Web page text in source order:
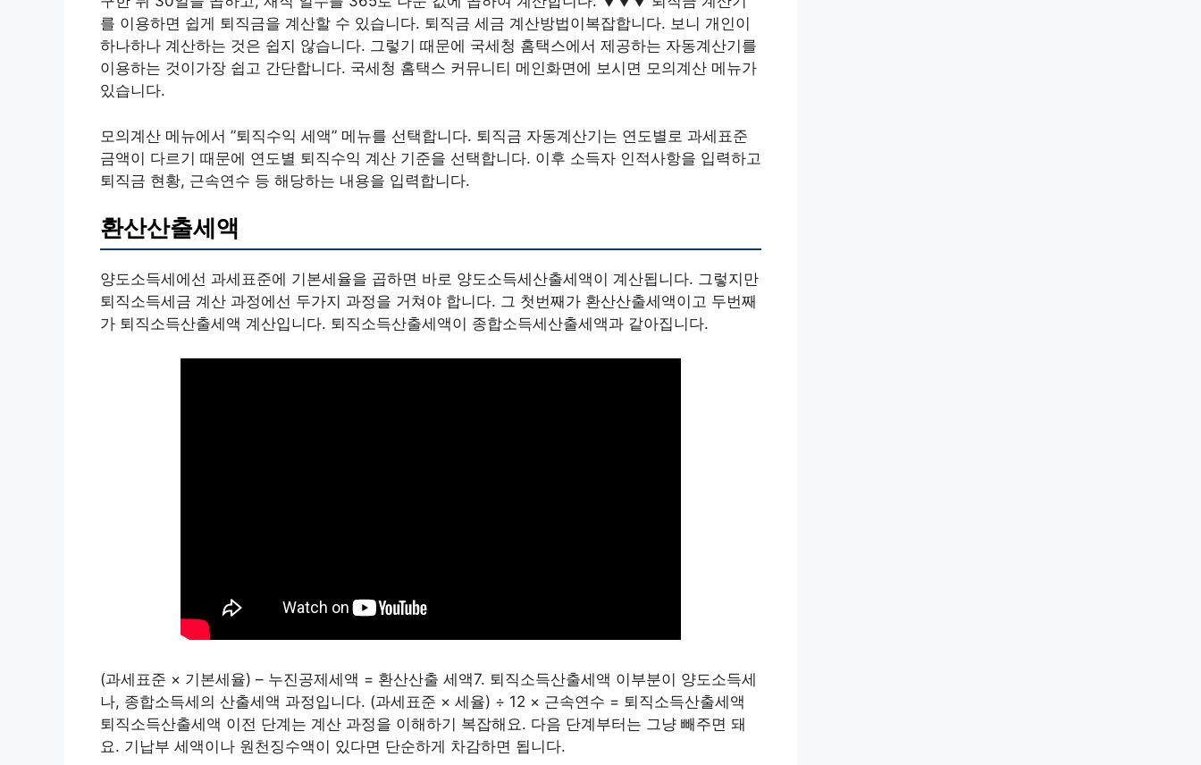
를 이용하면 쉽게 퇴직금을 계산할 수 있습니다. 퇴직금 세금 계산방법이복잡합니다. 보니 개인이
하나하나 계산하는 것은 쉽지 않습니다. 그렇기 때문에 국세청 홈택스에서 제공하는 자동계산기를
이용하는 것이가장 쉽고 간단합니다. 국세청 홈택스 커뮤니티 메인화면에 보시면 모의계산 메뉴가
있습니다.
모의계산 메뉴에서 ”퇴직수익 세액” 메뉴를 선택합니다. 퇴직금 자동계산기는 연도별로 과세표준
금액이 다르기 때문에 연도별 퇴직수익 계산 기준을 선택합니다. 이후 소득자 인적사항을 입력하고
퇴직금 현황, 근속연수 등 해당하는 내용을 입력합니다.
환산산출세액
양도소득세에선 과세표준에 기본세율을 곱하면 바로 양도소득세산출세액이 계산됩니다. 그렇지만
퇴직소득세금 계산 과정에선 두가지 과정을 거쳐야 합니다. 그 첫번째가 환산산출세액이고 두번째
가 퇴직소득산출세액 계산입니다. 퇴직소득산출세액이 종합소득세산출세액과 같아집니다.
(과세표준 × 기본세율) – 누진공제세액 = 환산산출 세액7. 퇴직소득산출세액 이부분이 양도소득세
나, 종합소득세의 산출세액 과정입니다. (과세표준 × 세율) ÷ 12 × 근속연수 = 퇴직소득산출세액
퇴직소득산출세액 이전 단계는 계산 과정을 이해하기 복잡해요. 다음 단계부터는 그냥 빼주면 돼
요. 기납부 세액이나 원천징수액이 있다면 단순하게 차감하면 됩니다.